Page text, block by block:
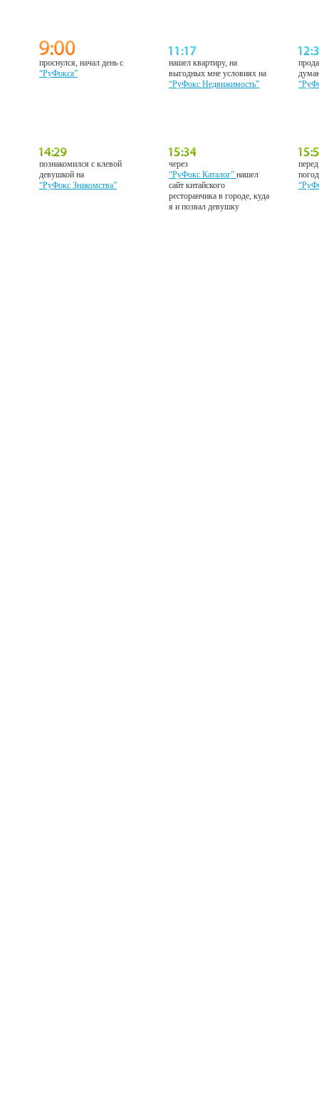
проснулся, начал день с
“РуФокса”
нашел квартиру, на
выгодных мне условиях на
“РуФокс Недвижимость”
познакомился с клевой
девушкой на
“РуФокс Знакомства”
через
“РуФокс Каталог”нашел
сайт китайского
ресторанчика в городе, куда
я и позвал девушку